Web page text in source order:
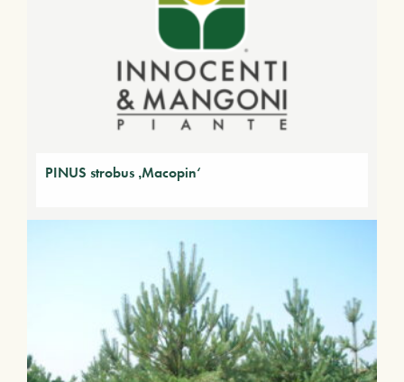
PINUS strobus ‚Macopin‘